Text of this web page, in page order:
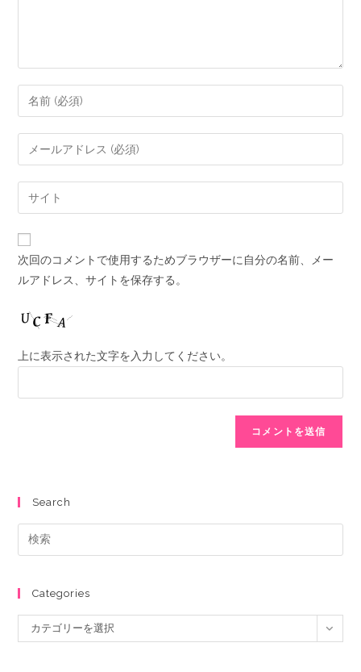
次回のコメントで使用するためブラウザーに自分の名前、メー
ルアドレス、サイトを保存する。
上に表示された文字を入力してください。
Search
Categories
カテゴリーを選択